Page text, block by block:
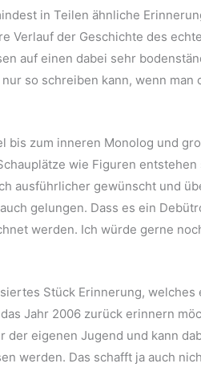
in Teilen ähnliche
Verlauf der Geschichte des
auf einen dabei sehr
so schreiben kann, wenn man
bis zum inneren Monolog und
wie Figuren
ausführlicher gewünscht und
gelungen. Dass es ein
werden. Ich würde gerne
Stück Erinnerung, welches
Jahr 2006 zurück erinnern
eigenen Jugend und kann
werden. Das schafft ja auch